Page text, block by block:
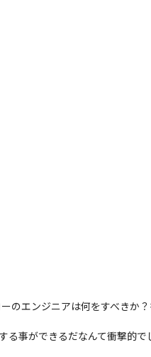
のエンジニアは何をすべきか
事ができるだなんて衝撃的で